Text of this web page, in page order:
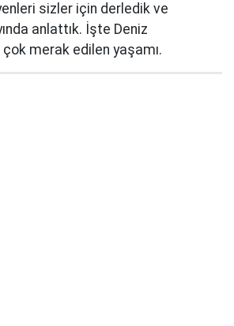
sizler için derledik ve
anlattık. İşte Deniz
merak edilen yaşamı.